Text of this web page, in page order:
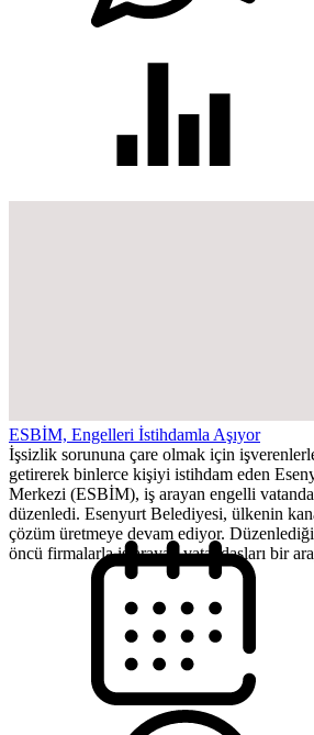
ESBİM, Engelleri İstihdamla Aşıyor
İşsizlik sorununa çare olmak için
getirerek binlerce kişiyi istihdam eden
Merkezi (ESBİM), iş arayan engelli
düzenledi. Esenyurt Belediyesi, ülkenin
çözüm üretmeye devam ediyor.
öncü firmalarla iş arayan vatandaşları bir